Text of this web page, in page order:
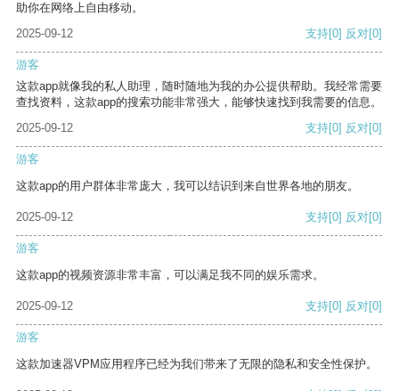
助你在网络上自由移动。
2025-09-12
支持[0] 反对[0]
游客
这款app就像我的私人助理，随时随地为我的办公提供帮助。我经常需要
查找资料，这款app的搜索功能非常强大，能够快速找到我需要的信息。
2025-09-12
支持[0] 反对[0]
游客
这款app的用户群体非常庞大，我可以结识到来自世界各地的朋友。
2025-09-12 支持[0] 反对[0]
游客
这款app的视频资源非常丰富，可以满足我不同的娱乐需求。
2025-09-12 支持[0] 反对[0]
游客
这款加速器VPM应用程序已经为我们带来了无限的隐私和安全性保护。